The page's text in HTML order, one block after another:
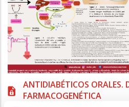
ANTIDIABÉTICOS ORALES.
FARMACOGENÉTICA